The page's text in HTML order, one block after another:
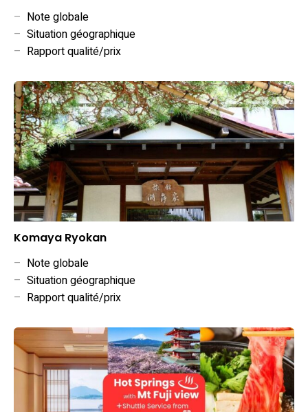
– Note globale
– Situation géographique
– Rapport qualité/prix
Komaya Ryokan
– Note globale
– Situation géographique
– Rapport qualité/prix